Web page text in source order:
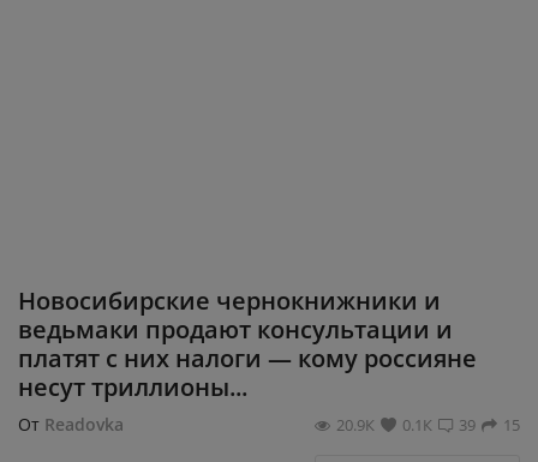
Новосибирские чернокнижники и
ведьмаки продают консультации и
платят с них налоги — кому россияне
несут триллионы...
От Readovka 15
39
0.1К
20.9К